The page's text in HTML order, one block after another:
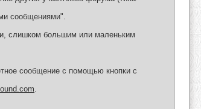
сообщениями".
слишком большим или маленьким
сообщение с помощью кнопки с
.